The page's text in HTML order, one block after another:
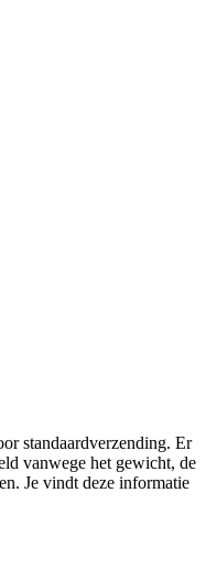
standaardverzending. Er
vanwege het gewicht, de
Je vindt deze informatie